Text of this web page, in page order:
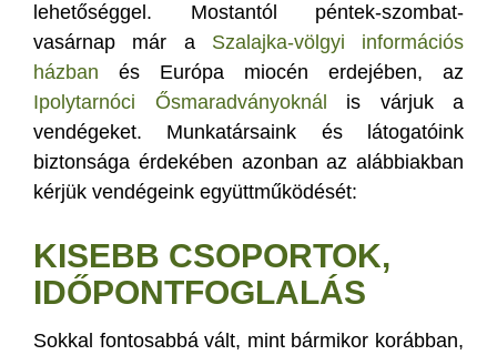
lehetőséggel. Mostantól péntek-szombat-
vasárnap már a Szalajka-völgyi információs
házban és Európa miocén erdejében, az
Ipolytarnóci Ősmaradványoknál
is várjuk a
vendégeket. Munkatársaink és látogatóink
biztonsága érdekében azonban az alábbiakban
kérjük vendégeink együttműködését:
KISEBB CSOPORTOK,
IDŐPONTFOGLALÁS
Sokkal fontosabbá vált, mint bármikor korábban,